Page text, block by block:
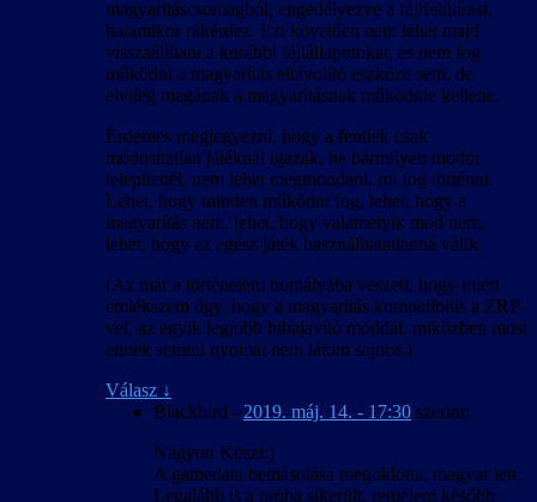
magyarításcsomagból, engedélyezve a fájlfelülírást,
ha/amikor rákérdez. Ezt követően nem lehet majd
visszaállítani a korábbi fájlállapotokat, és nem fog
működni a magyarítás eltávolító eszköze sem, de
elvileg magának a magyarításnak működnie kellene.
Érdemes megjegyezni, hogy a fentiek csak
módosítatlan játéknál igazak, ha bármilyen modot
telepítettél, nem lehet megmondani, mi fog történni.
Lehet, hogy minden működni fog, lehet, hogy a
magyarítás nem, lehet, hogy valamelyik mod nem,
lehet, hogy az egész játék használhatatlanná válik.
(Az már a történelem homályába veszett, hogy miért
emlékszem úgy, hogy a magyarítás kompatibilis a ZRP-
vel, az egyik legjobb hibajavító moddal, miközben most
ennek semmi nyomát nem látom sajnos.)
Válasz ↓
Blackbird - 2019. máj. 14. - 17:30 szerint:
Nagyon Köszi:)
A gamedata bemásolása megoldotta, magyar lett.
Legalább is a próba sikerült, remélem később